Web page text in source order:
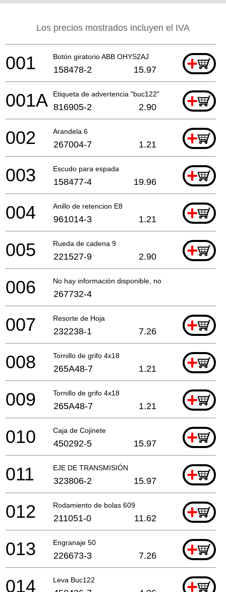
Los precios mostrados incluyen el IVA
Botón giratorio ABB OHYS2AJ +
001 158478-2 15.97
Etiqueta de advertencia "buc122" +
001A 816905-2 2.90
Arandela 6 +
002 267004-7 1.21
Escudo para espada +
003 158477-4 19.96
Anillo de retencion E8 +
004 961014-3 1.21
Rueda de cadena 9 +
005 221527-9 2.90
No hay información disponible, no se puede pedir
006 267732-4
Resorte de Hoja +
007 232238-1 7.26
Tornillo de grifo 4x18 +
008 265A48-7 1.21
Tornillo de grifo 4x18 +
009 265A48-7 1.21
Caja de Cojinete +
010 450292-5 15.97
EJE DE TRANSMISIÓN +
011 323806-2 15.97
Rodamiento de bolas 609 +
012 211051-0 11.62
Engranaje 50 +
013 226673-3 7.26
Leva Buc122 +
014